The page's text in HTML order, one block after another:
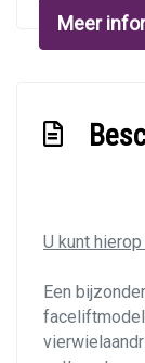
Stuur en
Velours
Meer
U kunt
Een